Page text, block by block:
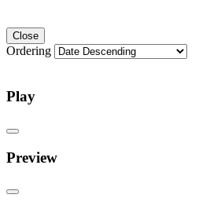
Close
Ordering
Play
Preview